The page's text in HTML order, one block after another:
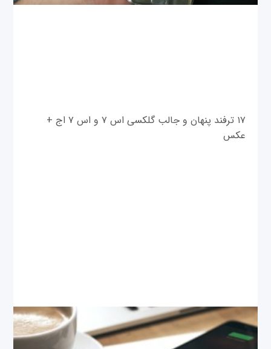
۱۷ ترفند پنهان و جالب گلکسی اس ۷ و اس ۷ اج +
عکس